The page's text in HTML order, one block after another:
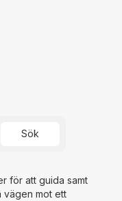
för att guida samt
vägen mot ett